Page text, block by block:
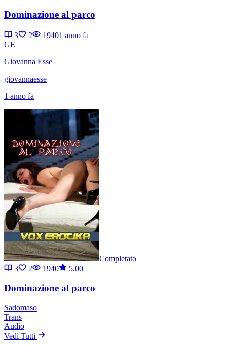
Dominazione al parco
3 2 19401 anno fa
GE
Giovanna Esse
giovannaesse
1 anno fa
Completato
3
2 1940 5.00
Dominazione al parco
Sadomaso
Trans
Audio
Vedi Tutti